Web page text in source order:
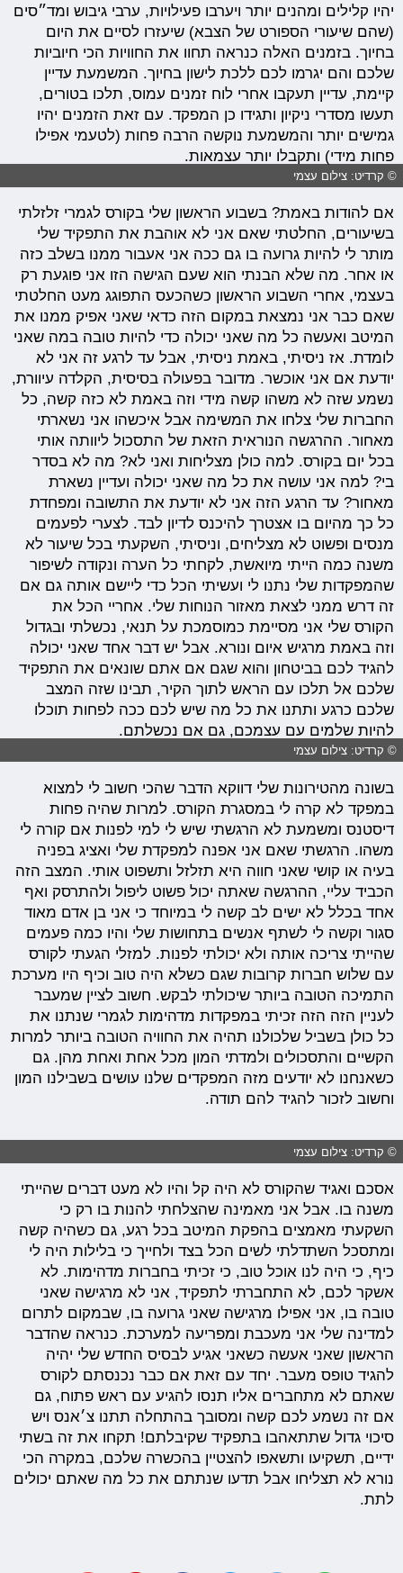
יהיו קלילים ומהנים יותר ויערבו פעילויות, ערבי גיבוש ומד״סים
(שהם שיעורי הספורט של הצבא) שיעזרו לסיים את היום
בחיוך. בזמנים האלה כנראה תחוו את החוויות הכי חיוביות
שלכם והם יגרמו לכם ללכת לישון בחיוך. המשמעת עדיין
קיימת, עדיין תעקבו אחרי לוח זמנים עמוס, תלכו בטורים,
תעשו מסדרי ניקיון ותגידו כן המפקד. עם זאת הזמנים יהיו
גמישים יותר והמשמעת נוקשה הרבה פחות (לטעמי אפילו
פחות מידי) ותקבלו יותר עצמאות.
© קרדיט: צילום עצמי
אם להודות באמת? בשבוע הראשון שלי בקורס לגמרי זלזלתי
בשיעורים, החלטתי שאם אני לא אוהבת את התפקיד שלי
מותר לי להיות גרועה בו גם ככה אני אעבור ממנו בשלב כזה
או אחר. מה שלא הבנתי הוא שעם הגישה הזו אני פוגעת רק
בעצמי, אחרי השבוע הראשון כשהכעס התפוגג מעט החלטתי
שאם כבר אני נמצאת במקום הזה כדאי שאני אפיק ממנו את
המיטב ואעשה כל מה שאני יכולה כדי להיות טובה במה שאני
לומדת. אז ניסיתי, באמת ניסיתי, אבל עד לרגע זה אני לא
יודעת אם אני אוכשר. מדובר בפעולה בסיסית, הקלדה עיוורת,
נשמע שזה לא משהו קשה מידי וזה באמת לא כזה קשה, כל
החברות שלי צלחו את המשימה אבל איכשהו אני נשארתי
מאחור. ההרגשה הנוראית הזאת של התסכול ליוותה אותי
בכל יום בקורס. למה כולן מצליחות ואני לא? מה לא בסדר
בי? למה אני עושה את כל מה שאני יכולה ועדיין נשארת
מאחור? עד הרגע הזה אני לא יודעת את התשובה ומפחדת
כל כך מהיום בו אצטרך להיכנס לדיון לבד. לצערי לפעמים
מנסים ופשוט לא מצליחים, וניסיתי, השקעתי בכל שיעור לא
משנה כמה הייתי מיואשת, לקחתי כל הערה ונקודה לשיפור
שהמפקדות שלי נתנו לי ועשיתי הכל כדי ליישם אותה גם אם
זה דרש ממני לצאת מאזור הנוחות שלי. אחריי הכל את
הקורס שלי אני מסיימת כמוסמכת על תנאי, נכשלתי ובגדול
וזה באמת מרגיש איום ונורא. אבל יש דבר אחד שאני יכולה
להגיד לכם בביטחון והוא שגם אם אתם שונאים את התפקיד
שלכם אל תלכו עם הראש לתוך הקיר, תבינו שזה המצב
שלכם כרגע ותתנו את כל מה שיש לכם ככה לפחות תוכלו
להיות שלמים עם עצמכם, גם אם נכשלתם.
© קרדיט: צילום עצמי
בשונה מהטירונות שלי דווקא הדבר שהכי חשוב לי למצוא
במפקד לא קרה לי במסגרת הקורס. למרות שהיה פחות
דיסטנס ומשמעת לא הרגשתי שיש לי למי לפנות אם קורה לי
משהו. הרגשתי שאם אני אפנה למפקדת שלי ואציג בפניה
בעיה או קושי שאני חווה היא תזלזל ותשפוט אותי. המצב הזה
הכביד עליי, ההרגשה שאתה יכול פשוט ליפול ולהתרסק ואף
אחד בכלל לא ישים לב קשה לי במיוחד כי אני בן אדם מאוד
סגור וקשה לי לשתף אנשים בתחושות שלי והיו כמה פעמים
שהייתי צריכה אותה ולא יכולתי לפנות. למזלי הגעתי לקורס
עם שלוש חברות קרובות שגם כשלא היה טוב וכיף היו מערכת
התמיכה הטובה ביותר שיכולתי לבקש. חשוב לציין שמעבר
לעניין הזה הזה זכיתי במפקדות מדהימות לגמרי שנתנו את
כל כולן בשביל שלכולנו תהיה את החוויה הטובה ביותר למרות
הקשיים והתסכולים ולמדתי המון מכל אחת ואחת מהן. גם
כשאנחנו לא יודעים מזה המפקדים שלנו עושים בשבילנו המון
וחשוב לזכור להגיד להם תודה.
© קרדיט: צילום עצמי
אסכם ואגיד שהקורס לא היה קל והיו לא מעט דברים שהייתי
משנה בו. אבל אני מאמינה שהצלחתי להנות בו רק כי
השקעתי מאמצים בהפקת המיטב בכל רגע, גם כשהיה קשה
ומתסכל השתדלתי לשים הכל בצד ולחייך כי בלילות היה לי
כיף, כי היה לנו אוכל טוב, כי זכיתי בחברות מדהימות. לא
אשקר לכם, לא התחברתי לתפקיד, אני לא מרגישה שאני
טובה בו, אני אפילו מרגישה שאני גרועה בו, שבמקום לתרום
למדינה שלי אני מעכבת ומפריעה למערכת. כנראה שהדבר
הראשון שאני אעשה כשאני אגיע לבסיס החדש שלי יהיה
להגיד טופס מעבר. יחד עם זאת אם כבר נכנסתם לקורס
שאתם לא מתחברים אליו תנסו להגיע עם ראש פתוח, גם
אם זה נשמע לכם קשה ומסובך בהתחלה תתנו צ׳אנס ויש
סיכוי גדול שתתאהבו בתפקיד שקיבלתם! תקחו את זה בשתי
ידיים, תשקיעו ותשאפו להצטיין בהכשרה שלכם, במקרה הכי
נורא לא תצליחו אבל תדעו שנתתם את כל מה שאתם יכולים
לתת.